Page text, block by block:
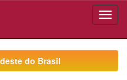
do Brasil